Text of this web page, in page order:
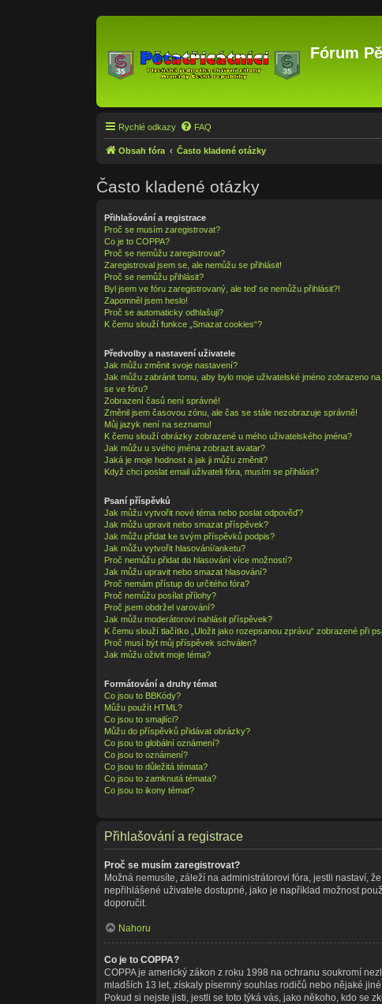
Fórum
Rychlé odkazy FAQ
Obsah fóra Často kladené otázky
Často kladené otázky
Přihlašování a registrace
Proč se musím zaregistrovat?
Co je to COPPA?
Proč se nemůžu zaregistrovat?
Zaregistroval jsem se, ale nemůžu se přihlásit!
Proč se nemůžu přihlásit?
Byl jsem ve fóru zaregistrovaný, ale teď se nemůžu přihlásit?!
Zapomněl jsem heslo!
Proč se automaticky odhlašuji?
K čemu slouží funkce „Smazat cookies“?
Předvolby a nastavení uživatele
Jak můžu změnit svoje nastavení?
Jak můžu zabránit tomu, aby bylo moje uživatelské jméno zobrazeno
se ve fóru?
Zobrazení časů není správné!
Změnil jsem časovou zónu, ale čas se stále nezobrazuje správně!
Můj jazyk není na seznamu!
K čemu slouží obrázky zobrazené u mého uživatelského jména?
Jak můžu u svého jména zobrazit avatar?
Jaká je moje hodnost a jak ji můžu změnit?
Když chci poslat email uživateli fóra, musím se přihlásit?
Psaní příspěvků
Jak můžu vytvořit nové téma nebo poslat odpověď?
Jak můžu upravit nebo smazat příspěvek?
Jak můžu přidat ke svým příspěvků podpis?
Jak můžu vytvořit hlasování/anketu?
Proč nemůžu přidat do hlasování více možností?
Jak můžu upravit nebo smazat hlasování?
Proč nemám přístup do určitého fóra?
Proč nemůžu posílat přílohy?
Proč jsem obdržel varování?
Jak můžu moderátorovi nahlásit příspěvek?
K čemu slouží tlačítko „Uložit jako rozepsanou zprávu“ zobrazené při
Proč musí být můj příspěvek schválen?
Jak můžu oživit moje téma?
Formátování a druhy témat
Co jsou to BBKódy?
Můžu použít HTML?
Co jsou to smajlíci?
Můžu do příspěvků přidávat obrázky?
Co jsou to globální oznámení?
Co jsou to oznámení?
Co jsou to důležitá témata?
Co jsou to zamknutá témata?
Co jsou to ikony témat?
Přihlašování a registrace
Proč se musím zaregistrovat?
Možná nemusíte, záleží na administrátorovi fóra, jestli nastaví,
nepřihlášené uživatele dostupné, jako je například možnost
doporučit.
Nahoru
Co je to COPPA?
COPPA je americký zákon z roku 1998 na ochranu soukromí
mladších 13 let, získaly písemný souhlas rodičů nebo nějaké
Pokud si nejste jisti, jestli se toto týká vás, jako někoho, kdo se